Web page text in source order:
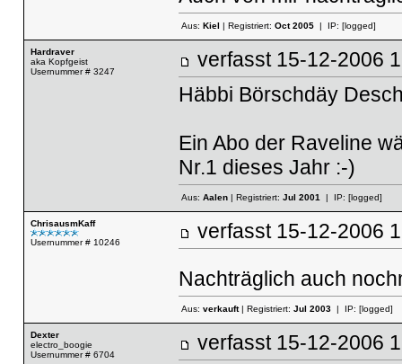
Aus: Kiel | Registriert: Oct 2005| IP: [logged]
Hardraver
aka Kopfgeist
Usernummer # 3247
verfasst 15-12-
Häbbi Börschdäy
Ein Abo der Raveline
Nr.1 dieses Jahr :-)
Aus: Aalen| Registriert: Jul 2001| IP: [logged]
ChrisausmKaff
Usernummer # 10246
verfasst 15-12-
Nachträglich auch
Aus: verkauft| Registriert: Jul 2003| IP: [logged]
Dexter
electro_boogie
Usernummer # 6704
verfasst 15-12-